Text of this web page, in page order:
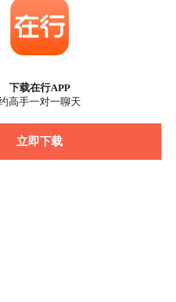
下载在行APP
高手一对一聊天
立即下载